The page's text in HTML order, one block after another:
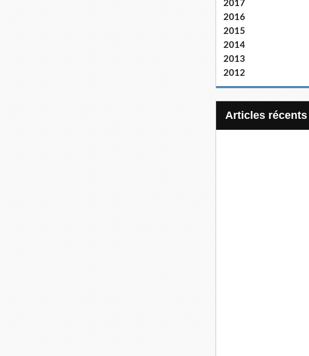
2017
2016
2015
2014
2013
2012
articles récents